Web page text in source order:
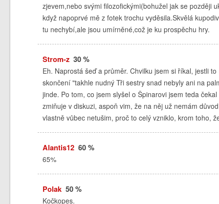
zjevem,nebo svými filozofickými(bohužel jak se později
když napoprvé mě z fotek trochu vyděsila.Skvělá
tu nechybí,ale jsou umírněné,což je ku prospěchu hry.
Strom-z30 %
Eh. Naprostá šeď a průměr. Chvilku jsem si říkal, jestli
skončení "takhle nudný Tři sestry snad nebyly ani na
jinde. Po tom, co jsem slyšel o Špinarovi jsem teda
zmiňuje v diskuzi, aspoň vim, že na něj už nemám
vlastně vůbec netušim, proč to celý vzniklo, krom toho,
Alantis1260 %
65%
Polak50 %
Kočkopes.